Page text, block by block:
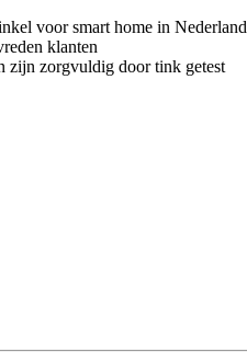
voor smart home in Nederland
klanten
zijn zorgvuldig door tink getest